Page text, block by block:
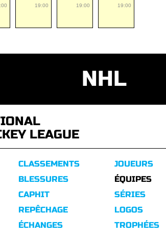
19:00 19:00 19:00
NHL
LEAGUE
CLASSEMENTS
BLESSURES
CAPHIT
REPÊCHAGE
ÉCHANGES
JOUEURS
ÉQUIPES
SÉRIES
LOGOS
TROPHÉES